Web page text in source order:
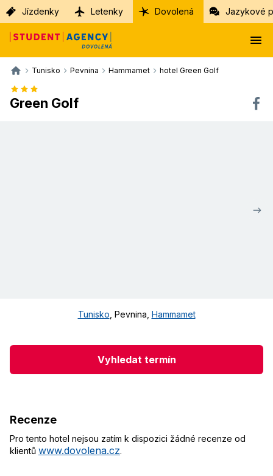
Jízdenky Letenky Dovolená Jazykové
Tunisko Pevnina Hammamet hotel Green Golf
Green Golf
Tunisko Pevnina Hammamet
Vyhledat termín
Recenze
Pro tento hotel nejsou zatím k dispozici žádné recenze od
klientů www.dovolena.cz.